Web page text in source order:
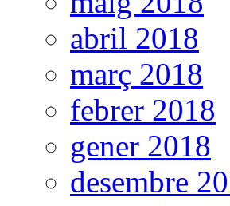
abril 2018
març 2018
febrer 2018
gener 2018
desembre